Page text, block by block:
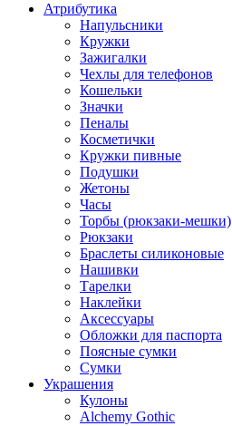
Атрибутика
Напульсники
Кружки
Зажигалки
Чехлы для телефонов
Кошельки
Значки
Пеналы
Косметички
Кружки пивные
Подушки
Жетоны
Часы
Торбы (рюкзаки-мешки)
Рюкзаки
Браслеты силиконовые
Нашивки
Тарелки
Наклейки
Аксессуары
Обложки для паспорта
Поясные сумки
Сумки
Украшения
Кулоны
Alchemy Gothic